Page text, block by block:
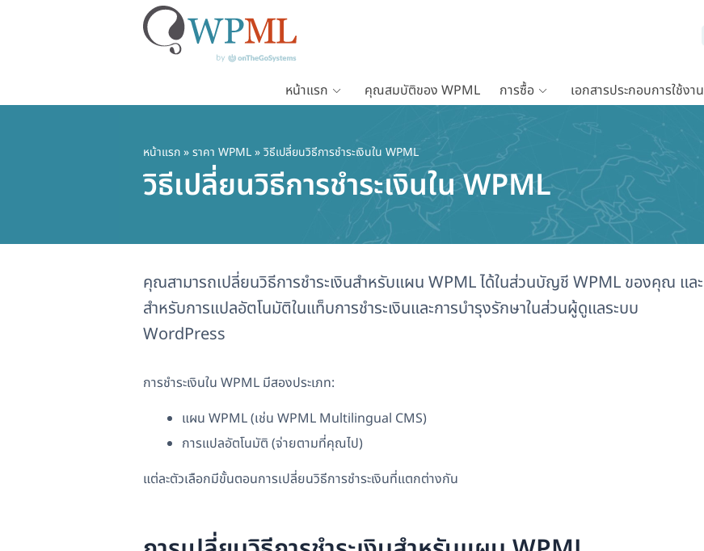
หน้าแรก คุณสมบัติของ WPML การซื้อ เอกสารประกอบการใช้งาน
หน้าแรก»ราคา WPML» วิธีเปลี่ยนวิธีการชำระเงินใน WPML
วิธีเปลี่ยนวิธีการชำระเงินใน WPML
คุณสามารถเปลี่ยนวิธีการชำระเงินสำหรับแผน WPML ได้ในส่วนบัญชี WPML ของคุณ และ
สำหรับการแปลอัตโนมัติในแท็บการชำระเงินและการบำรุงรักษาในส่วนผู้ดูแลระบบ
WordPress
การชำระเงินใน WPML มีสองประเภท:
แผน WPML (เช่น WPML Multilingual CMS)
การแปลอัตโนมัติ (จ่ายตามที่คุณไป)
แต่ละตัวเลือกมีขั้นตอนการเปลี่ยนวิธีการชำระเงินที่แตกต่างกัน